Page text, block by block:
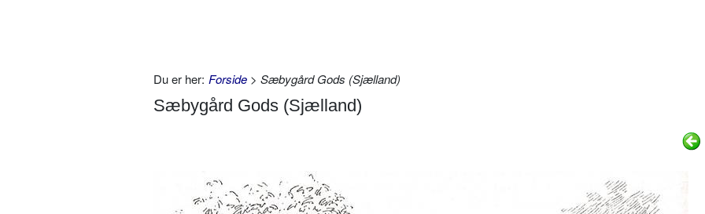
Du er her: Forside > Sæbygård Gods (Sjælland)
Sæbygård Gods (Sjælland)